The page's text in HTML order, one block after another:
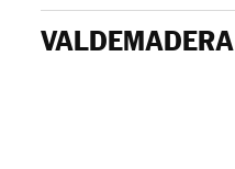
VALDEMADERA